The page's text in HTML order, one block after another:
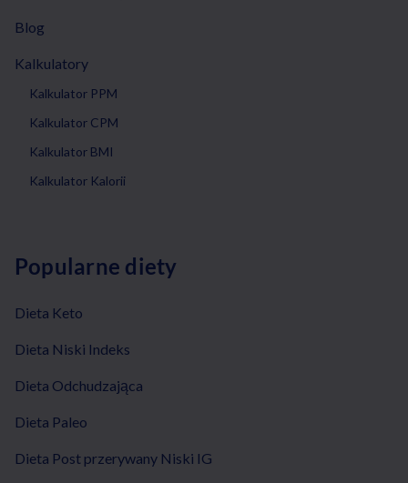
Blog
Kalkulatory
Kalkulator PPM
Kalkulator CPM
Kalkulator BMI
Kalkulator Kalorii
Popularne diety
Dieta Keto
Dieta Niski Indeks
Dieta Odchudzająca
Dieta Paleo
Dieta Post przerywany Niski IG